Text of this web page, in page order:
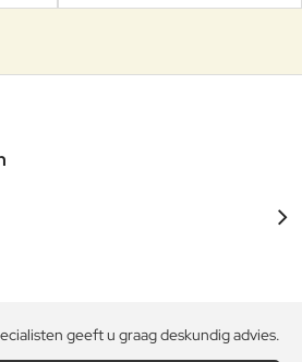
geeft u graag deskundig advies.